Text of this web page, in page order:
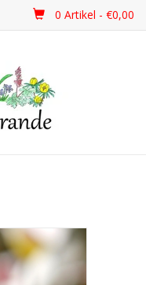
0 Artikel - €0,00